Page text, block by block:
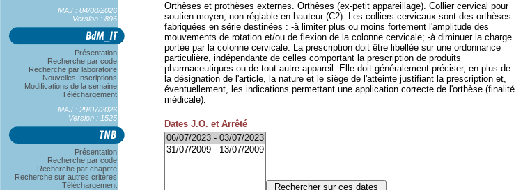
MAJ : 04/08/2026
Version : 896
Présentation
Recherche par code
Recherche par laboratoire
Nouvelles Inscriptions
Modifications de la semaine
Téléchargement
MAJ : 29/07/2026
Version : 1525
Présentation
Recherche par code
Recherche par chapitre
Recherche sur autres critères
Téléchargement
Orthèses et prothèses externes. Orthèses (ex-petit appareillage). Collier cervical pour
soutien moyen, non réglable en hauteur (C2). Les colliers cervicaux sont des orthèses
fabriquées en série destinées : -à limiter plus ou moins fortement l'amplitude des
mouvements de rotation et/ou de flexion de la colonne cervicale; -à diminuer la charge
portée par la colonne cervicale. La prescription doit être libellée sur une ordonnance
particulière, indépendante de celles comportant la prescription de produits
pharmaceutiques ou de tout autre appareil. Elle doit généralement préciser, en plus de
la désignation de l'article, la nature et le siège de l'atteinte justifiant la prescription et,
éventuellement, les indications permettant une application correcte de l'orthèse (finalité
médicale).
Dates J.O. et Arrêté